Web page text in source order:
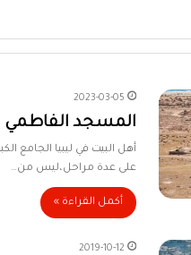
2023-03-05
المسجد الفاطمي
أهل البيت في ليبيا الجامع
على عدة مراحل،ليس من…
أكمل القراءة »
2019-10-12